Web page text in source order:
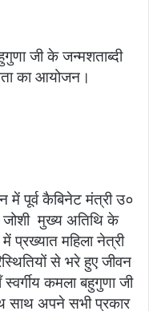
जी के जन्मशताब्दी
का आयोजन।
में पूर्व कैबिनेट मंत्री उ०
जोशी मुख्य अतिथि के
प्रख्यात महिला नेत्री
से भरे हुए जीवन
कमला बहुगुणा जी
साथ अपने सभी प्रकार